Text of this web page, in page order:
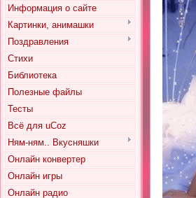
Информация о сайте
Картинки, анимашки
Поздравления
Стихи
Библиотека
Полезные файлы
Тесты
Всё для uCoz
Ням-ням.. Вкусняшки
Онлайн конвертер
Онлайн игры
Онлайн радио